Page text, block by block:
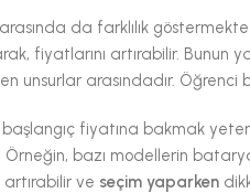
da farklılık
fiyatlarını artırabilir. Bunun
unsurlar arasındadır.
başlangıç fiyatına bakmak
bazı modellerin
ve seçim yaparken